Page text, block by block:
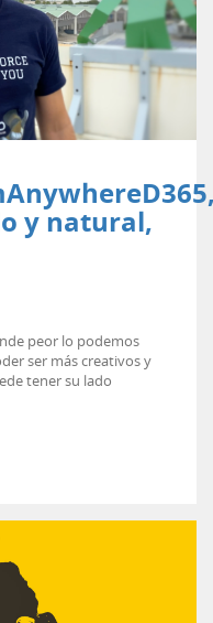
y natural,
peor lo podemos
ser más creativos y
tener su lado